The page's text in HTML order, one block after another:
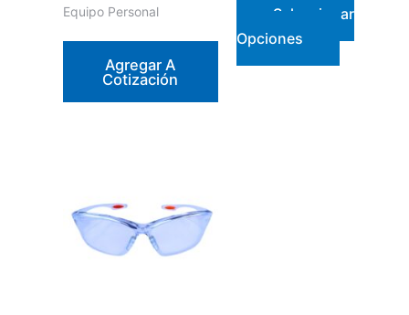
Equipo Personal
Agregar A
Cotización
Seleccionar
Opciones
Este
producto